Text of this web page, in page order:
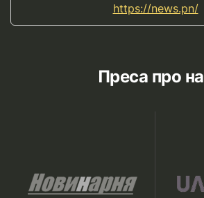
https://news.pn/
Преса про